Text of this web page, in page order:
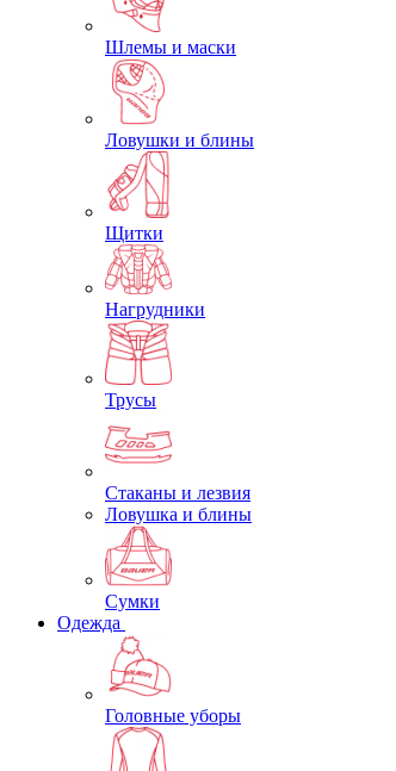
Шлемы и маски
Ловушки и блины
Щитки
Нагрудники
Трусы
Стаканы и лезвия
Ловушка и блины
Сумки
Одежда
Головные уборы